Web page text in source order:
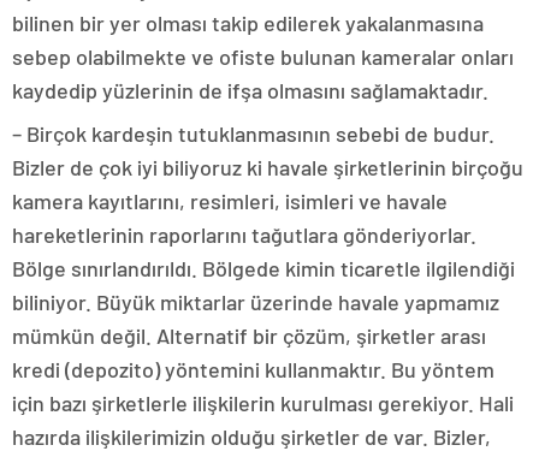
bilinen bir yer olması takip edilerek yakalanmasına
sebep olabilmekte ve ofiste bulunan kameralar onları
kaydedip yüzlerinin de ifşa olmasını sağlamaktadır.
– Birçok kardeşin tutuklanmasının sebebi de budur.
Bizler de çok iyi biliyoruz ki havale şirketlerinin birçoğu
kamera kayıtlarını, resimleri, isimleri ve havale
hareketlerinin raporlarını tağutlara gönderiyorlar.
Bölge sınırlandırıldı. Bölgede kimin ticaretle ilgilendiği
biliniyor. Büyük miktarlar üzerinde havale yapmamız
mümkün değil. Alternatif bir çözüm, şirketler arası
kredi (depozito) yöntemini kullanmaktır. Bu yöntem
için bazı şirketlerle ilişkilerin kurulması gerekiyor. Hali
hazırda ilişkilerimizin olduğu şirketler de var. Bizler,